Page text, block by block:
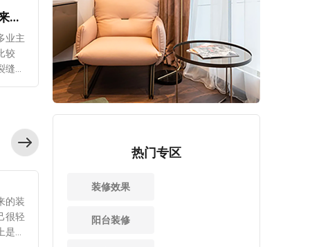
，
料。
难
更
净平
墙
，
为国
国外
业
保
合
会
主
所
涂满
入到
上下
4、
较
装
来为
提
全
情况
有利
艺
的两
会影
料的
细
二手房改造地板裂缝怎么办?来教你三个小窍门!
业主
较
的
。
地
漆层
可以
面的
可
来源：装修准备 浏览次数：1588次
现在很多业主为了节省装修费用，会选择自己装修，在
购买材料的时候也都以最优质的材料为主，但无论多贵的材
料，也是有使用寿命的，比如说床垫。虽然很多床垫的质量
非常好，但长时间使用也会给健康带来影响，那么究竟怎么
判断出需要更换床垫呢?接下来爱空间为大家做出了详细的
介绍。 1、起床的感受 自己装修入住以后，如果业
状，除了因为某种疾病或者身体疲劳以外，就应该考虑一下
床垫的问题。舒适的床垫可以让人身心放松，睡醒之后会更
前有所不同，比如说提前了很长时间，就应该对床垫进行检
面以外，还要考虑到床垫的舒适程度，虽然表面没有任何破
的装
很轻
家
热门专区
装修效果
阳台装修